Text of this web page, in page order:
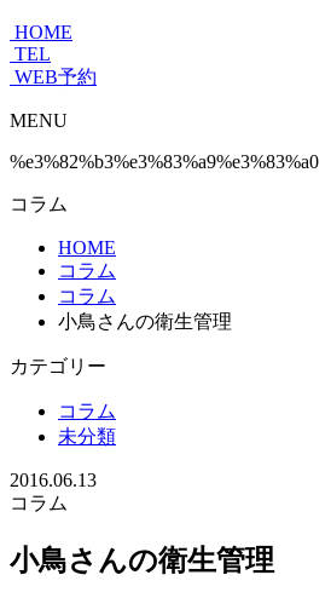
HOME
TEL
WEB予約
MENU
%e3%82%b3%e3%83%a9%e3%83%a0
コラム
HOME
コラム
コラム
小鳥さんの衛生管理
カテゴリー
コラム
未分類
2016.06.13
コラム
小鳥さんの衛生管理